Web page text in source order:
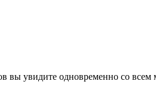
вы увидите одновременно со всем